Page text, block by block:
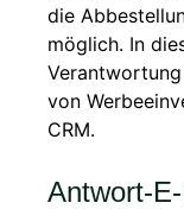
die
möglich. In
von
CRM.
Antwort-